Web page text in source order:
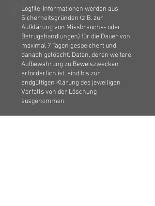
Logfile-Informationen werden aus
Sicherheitsgründen (z.B. zur
Aufklärung von Missbrauchs- oder
Betrugshandlungen) für die Dauer von
maximal 7 Tagen gespeichert und
danach gelöscht. Daten, deren weitere
Aufbewahrung zu Beweiszwecken
erforderlich ist, sind bis zur
endgültigen Klärung des jeweiligen
Vorfalls von der Löschung
ausgenommen.